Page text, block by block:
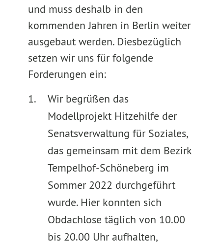
und muss deshalb in den
kommenden Jahren in Berlin weiter
ausgebaut werden. Diesbezüglich
setzen wir uns für folgende
Forderungen ein:
Wir begrüßen das
Modellprojekt Hitzehilfe der
Senatsverwaltung für Soziales,
das gemeinsam mit dem Bezirk
Tempelhof-Schöneberg im
Sommer 2022 durchgeführt
wurde. Hier konnten sich
Obdachlose täglich von 10.00
bis 20.00 Uhr aufhalten,